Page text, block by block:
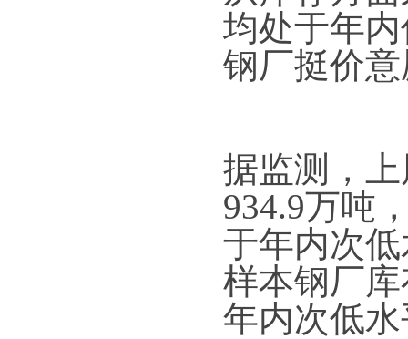
均处于年
钢厂挺价
据监测，
934.9万吨
于年内次
样本钢厂
年内次低